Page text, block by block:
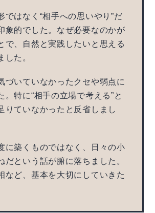
ではなく“相手への思いやり”だ
象的でした。なぜ必要なのかが
で、自然と実践したいと思える
した。
づいていなかったクセや弱点に
。特に“相手の立場で考える”と
りていなかったと反省しまし
に築くものではなく、日々の小
だという話が腑に落ちました。
など、基本を大切にしていきた